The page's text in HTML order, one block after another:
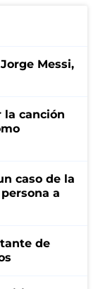
Messi,
la canción
caso de la
a
de